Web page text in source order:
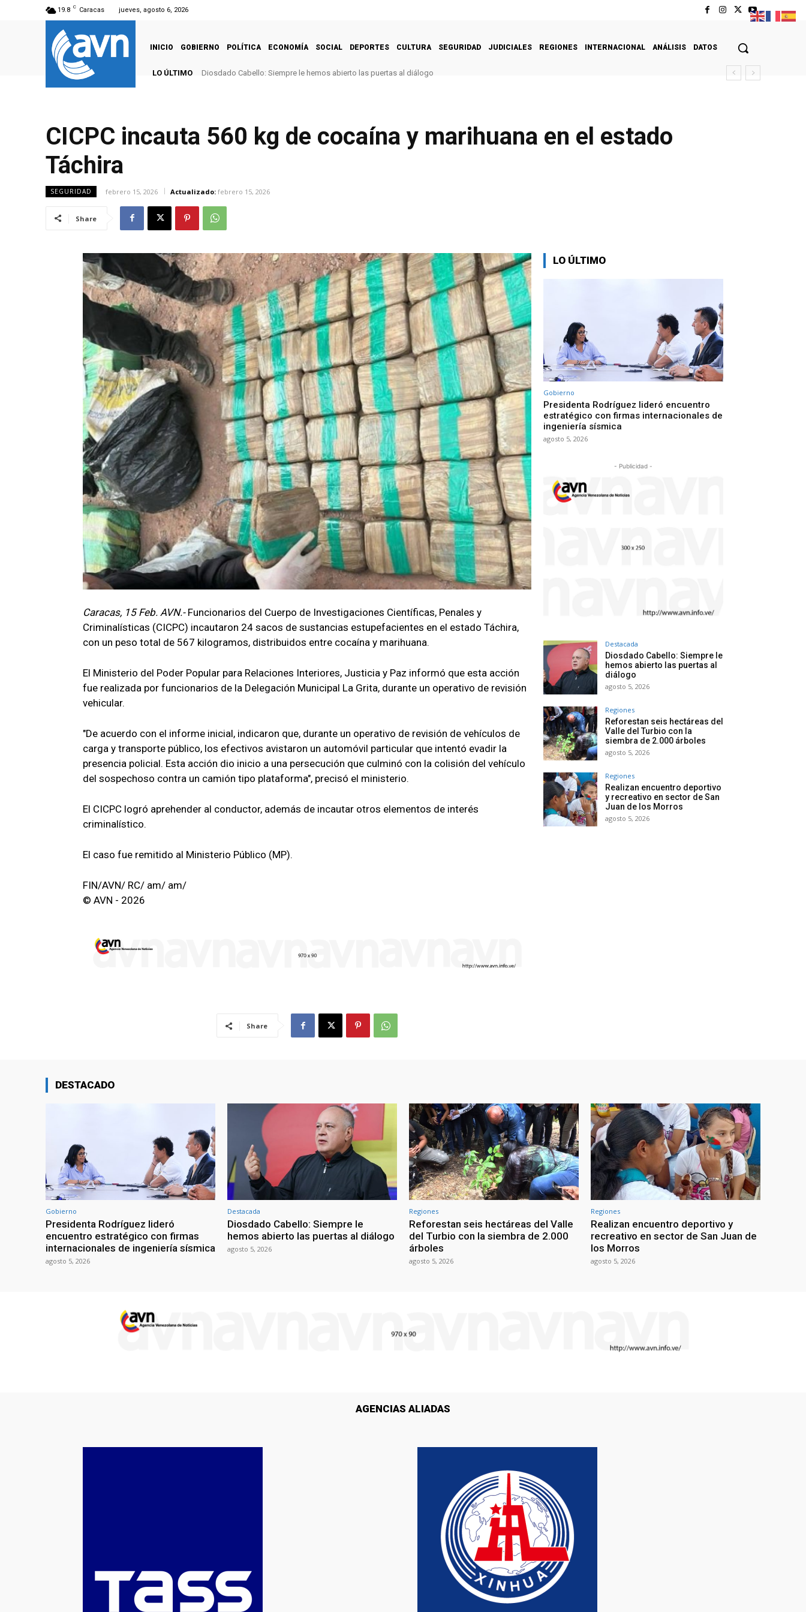
19.8 C Caracas jueves, agosto 6, 2026
INICIO GOBIERNO POLÍTICA ECONOMÍA SOCIAL DEPORTES CULTURA SEGURIDAD JUDICIALES REGIONES INTERNACIONAL ANÁLISIS DATOS
LO ÚLTIMO Diosdado Cabello: Siempre le hemos abierto las puertas al diálogo
CICPC incauta 560 kg de cocaína y marihuana en el estado
Táchira
SEGURIDAD febrero 15, 2026 Actualizado: febrero 15, 2026
Share
Caracas, 15 Feb. AVN.- Funcionarios del Cuerpo de Investigaciones Científicas, Penales y
Criminalísticas (CICPC) incautaron 24 sacos de sustancias estupefacientes en el estado Táchira,
con un peso total de 567 kilogramos, distribuidos entre cocaína y marihuana.
El Ministerio del Poder Popular para Relaciones Interiores, Justicia y Paz informó que esta acción
fue realizada por funcionarios de la Delegación Municipal La Grita, durante un operativo de revisión
vehicular.
"De acuerdo con el informe inicial, indicaron que, durante un operativo de revisión de vehículos de
carga y transporte público, los efectivos avistaron un automóvil particular que intentó evadir la
presencia policial. Esta acción dio inicio a una persecución que culminó con la colisión del vehículo
del sospechoso contra un camión tipo plataforma", precisó el ministerio.
El CICPC logró aprehender al conductor, además de incautar otros elementos de interés
criminalístico.
El caso fue remitido al Ministerio Público (MP).
FIN/AVN/ RC/ am/ am/
© AVN - 2026
Share
LO ÚLTIMO
Gobierno
Presidenta Rodríguez lideró encuentro
estratégico con firmas internacionales de
ingeniería sísmica
agosto 5, 2026
- Publicidad -
Destacada
Diosdado Cabello: Siempre le
hemos abierto las puertas al
diálogo
agosto 5, 2026
Regiones
Reforestan seis hectáreas del
Valle del Turbio con la
siembra de 2.000 árboles
agosto 5, 2026
Regiones
Realizan encuentro deportivo
y recreativo en sector de San
Juan de los Morros
agosto 5, 2026
DESTACADO
Gobierno
Presidenta Rodríguez lideró
encuentro estratégico con firmas
internacionales de ingeniería sísmica
agosto 5, 2026
Destacada
Diosdado Cabello: Siempre le
hemos abierto las puertas al diálogo
agosto 5, 2026
Regiones
Reforestan seis hectáreas del Valle
del Turbio con la siembra de 2.000
árboles
agosto 5, 2026
Regiones
Realizan encuentro deportivo y
recreativo en sector de San Juan de
los Morros
agosto 5, 2026
AGENCIAS ALIADAS